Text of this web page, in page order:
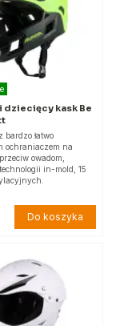
dziecięcy kask Be
bardzo łatwo
ochraniaczem na
owadom,
in-mold, 15
Do koszyka